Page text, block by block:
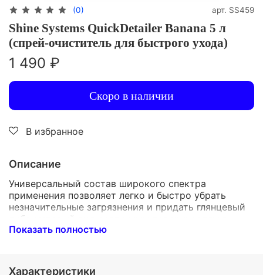
(0) арт. SS459
Shine Systems QuickDetailer Banana 5 л
(спрей-очиститель для быстрого ухода)
1 490 ₽
Скоро в наличии
В избранное
Описание
Универсальный состав широкого спектра
применения позволяет легко и быстро убрать
незначительные загрязнения и придать глянцевый
либо матовый вид различным поверхностям в
зависимости от типа материала. Идеален для
Состав бережно убирает пыль, следы от пальцев и
Показать полностью
Характеристики